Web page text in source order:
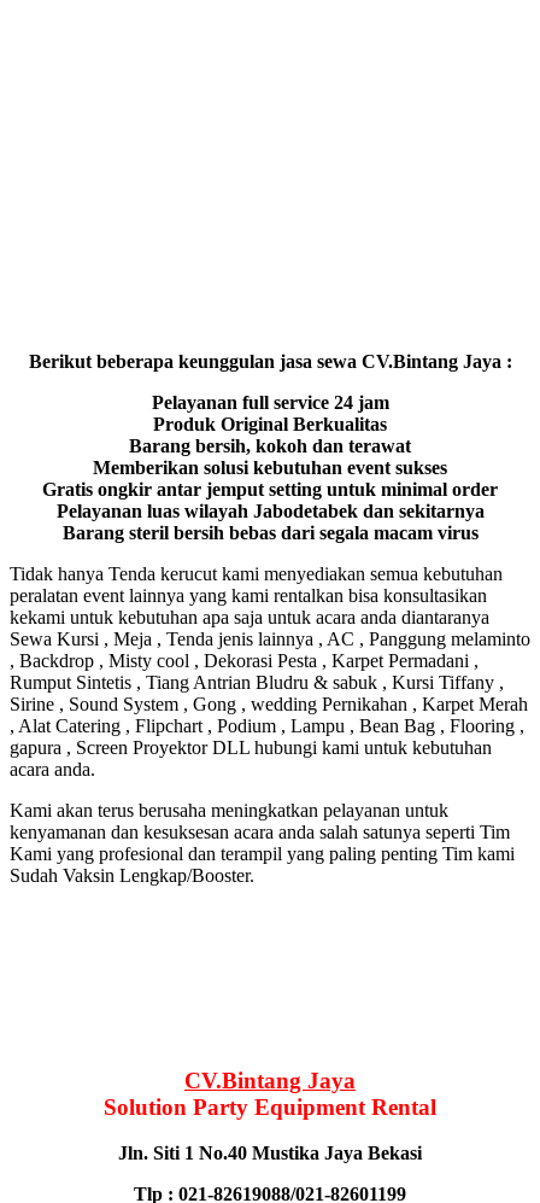
Berikut beberapa keunggulan jasa sewa CV.Bintang Jaya :
Pelayanan full service 24 jam
Produk Original Berkualitas
Barang bersih, kokoh dan terawat
Memberikan solusi kebutuhan event sukses
Gratis ongkir antar jemput setting untuk minimal order
Pelayanan luas wilayah Jabodetabek dan sekitarnya
Barang steril bersih bebas dari segala macam virus
Tidak hanya Tenda kerucut kami menyediakan semua kebutuhan
peralatan event lainnya yang kami rentalkan bisa konsultasikan
kekami untuk kebutuhan apa saja untuk acara anda diantaranya
Sewa Kursi , Meja , Tenda jenis lainnya , AC , Panggung melaminto
, Backdrop , Misty cool , Dekorasi Pesta , Karpet Permadani ,
Rumput Sintetis , Tiang Antrian Bludru & sabuk , Kursi Tiffany ,
Sirine , Sound System , Gong , wedding Pernikahan , Karpet Merah
, Alat Catering , Flipchart , Podium , Lampu , Bean Bag , Flooring ,
gapura , Screen Proyektor DLL hubungi kami untuk kebutuhan
acara anda.
Kami akan terus berusaha meningkatkan pelayanan untuk
kenyamanan dan kesuksesan acara anda salah satunya seperti Tim
Kami yang profesional dan terampil yang paling penting Tim kami
Sudah Vaksin Lengkap/Booster.
CV.Bintang Jaya
Solution Party Equipment Rental
Jln. Siti 1 No.40 Mustika Jaya Bekasi
Tlp : 021-82619088/021-82601199